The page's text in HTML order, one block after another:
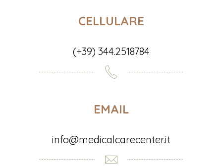
CELLULARE
(+39) 344.2518784
EMAIL
info@medicalcarecenter.it